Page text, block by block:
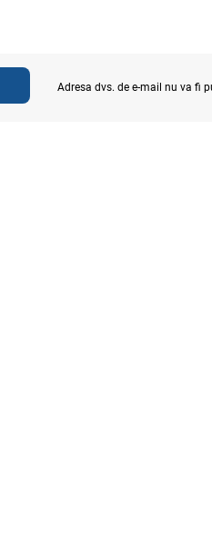
Adresa dvs. de e-mail nu va fi